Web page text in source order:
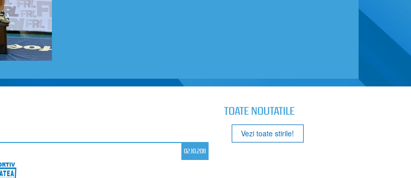
02.10.2011
TOATE NOUTATILE
Vezi toate stirile!